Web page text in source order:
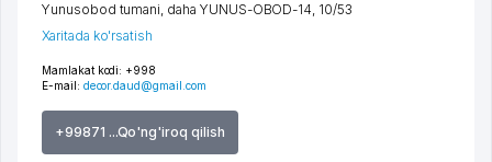
Mamlakat kodi: +998
E-mail: decor.daud@gmail.com
+99871 ...Qo'ng'iroq qilish
Yunusobod tumani daha YUNUS-OBOD-14 , 10/53
Xaritada ko'rsatish